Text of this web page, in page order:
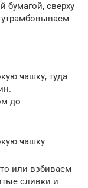
сверху
чашку, туда
до
чашку
или взбиваем
сливки и